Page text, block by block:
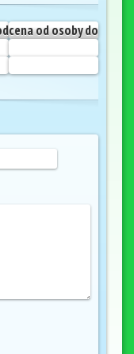
cena od osoby do